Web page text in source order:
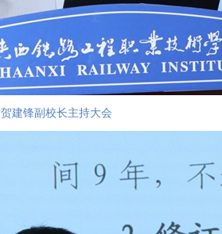
贺建锋副校长主持大会